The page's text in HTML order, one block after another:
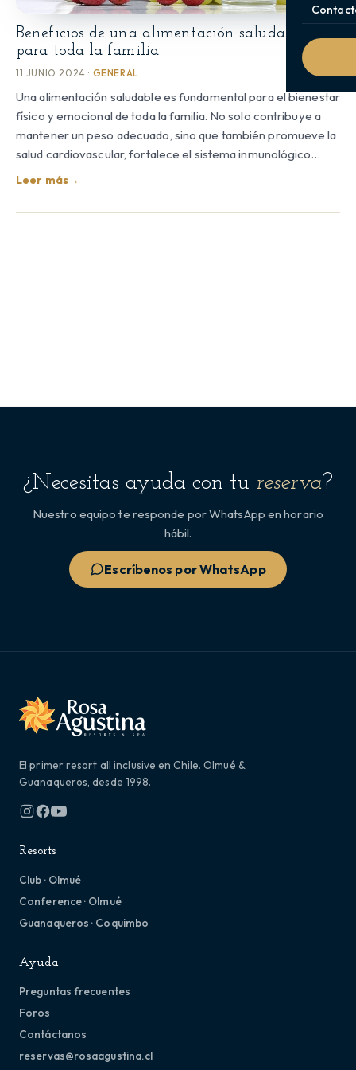
Beneficios de una alimentación saludable
para toda la familia
11 JUNIO 2024 · GENERAL
Una alimentación saludable es fundamental para el bienestar
físico y emocional de toda la familia. No solo contribuye a
mantener un peso adecuado, sino que también promueve la
salud cardiovascular, fortalece el sistema inmunológico…
Leer más→
¿Necesitas ayuda con tu reserva?
Nuestro equipo te responde por WhatsApp en horario
hábil.
Escríbenos por WhatsApp
El primer resort all inclusive en Chile. Olmué &
Guanaqueros, desde 1998.
Resorts
Club · Olmué
Conference · Olmué
Guanaqueros · Coquimbo
Ayuda
Preguntas frecuentes
Foros
Contáctanos
reservas@rosaagustina.cl